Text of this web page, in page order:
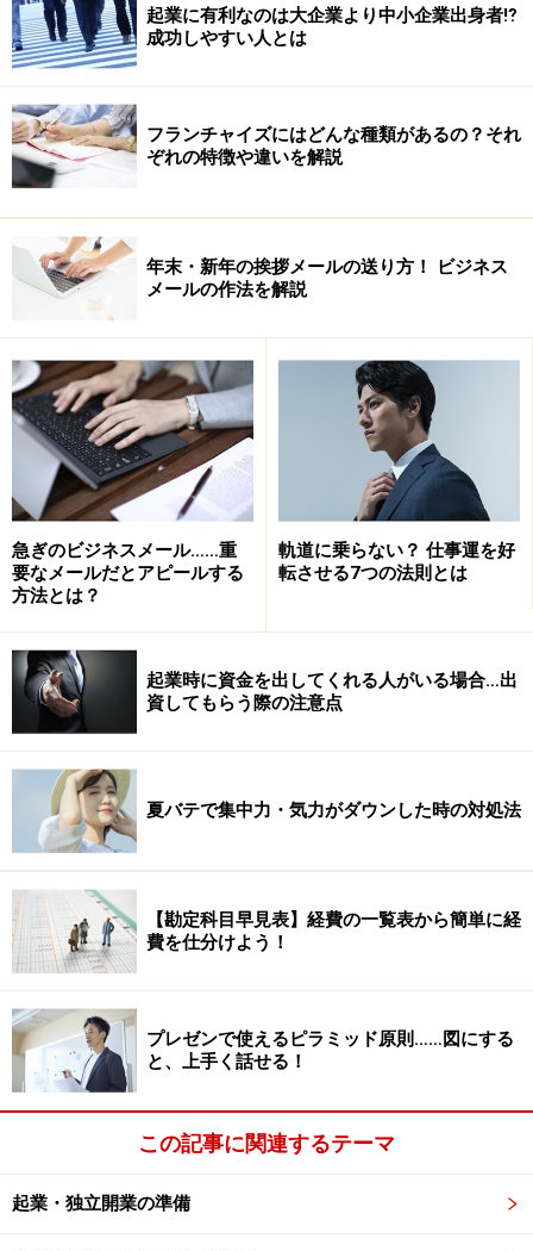
い。
起業に有利なのは大企業より中小企業出身者⁉
成功しやすい人とは
フランチャイズにはどんな種類があるの？それ
ぞれの特徴や違いを解説
年末・新年の挨拶メールの送り方！ ビジネス
メールの作法を解説
急ぎのビジネスメール……重
要なメールだとアピールする
方法とは？
軌道に乗らない？ 仕事運を好
転させる7つの法則とは
起業時に資金を出してくれる人がいる場合…出
資してもらう際の注意点
夏バテで集中力・気力がダウンした時の対処法
【勘定科目早見表】経費の一覧表から簡単に経
費を仕分けよう！
プレゼンで使えるピラミッド原則……図にする
と、上手く話せる！
この記事に関連するテーマ
起業・独立開業の準備